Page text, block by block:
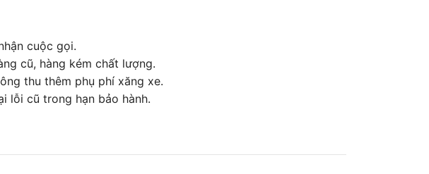
cuộc gọi.
cũ, hàng kém chất lượng.
thu thêm phụ phí xăng xe.
lỗi cũ trong hạn bảo hành.